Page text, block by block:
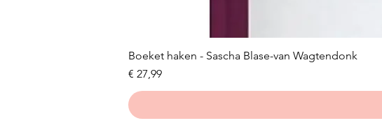
Boeket haken - Sascha Blase-van Wagtendonk
Prijs
€ 27,99